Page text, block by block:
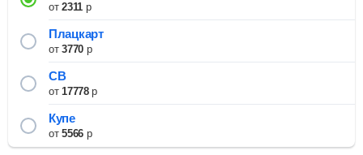
от2311р
Плацкарт
от3770р
СВ
от17778р
Купе
от5566р